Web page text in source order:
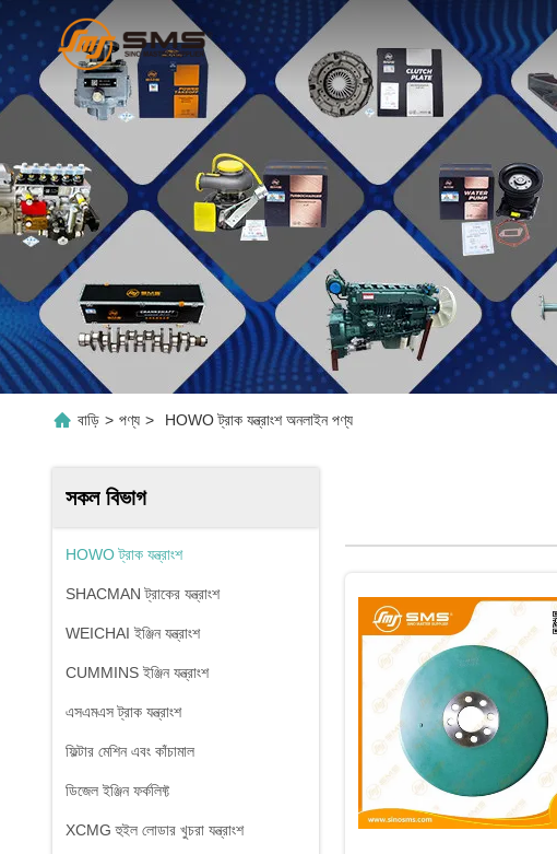
বাড়ি > পণ্য > HOWO ট্রাক যন্ত্রাংশ অনলাইন পণ্য
সকল বিভাগ
HOWO ট্রাক যন্ত্রাংশ
SHACMAN ট্রাকের যন্ত্রাংশ
WEICHAI ইঞ্জিন যন্ত্রাংশ
CUMMINS ইঞ্জিন যন্ত্রাংশ
এসএমএস ট্রাক যন্ত্রাংশ
ফিল্টার মেশিন এবং কাঁচামাল
ডিজেল ইঞ্জিন ফর্কলিফ্ট
XCMG হুইল লোডার খুচরা যন্ত্রাংশ